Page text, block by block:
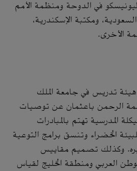
في الدوحة ومنظمة الأمم
السعودية، ومكتبة الإسكندرية،
الأخرى.
تدريس في جامعة الملك
الرحمن باعثمان عن توصيات
المدرسية تهتم بالمبادرات
الخضراء وتنسق برامج التوعية
وكذلك تصميم مقاييس
العربي ومنطقة الخليج لقياس